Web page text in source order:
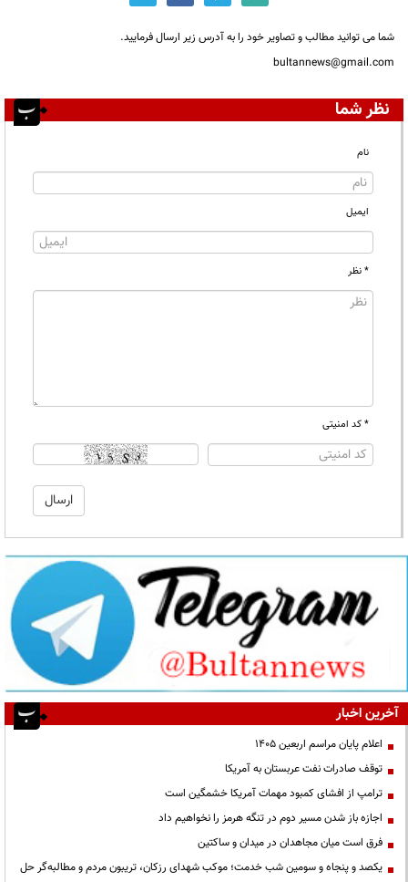
شما می توانید مطالب و تصاویر خود را به آدرس زیر ارسال فرمایید.
bultannews@gmail.com
نظر شما
نام
ایمیل
* نظر
* کد امنیتی
آخرین اخبار
اعلام پایان مراسم اربعین ۱۴۰۵
توقف صادرات نفت عربستان به آمریکا
ترامپ از افشای کمبود مهمات آمریکا خشمگین است
اجازه باز شدن مسیر دوم در تنگه هرمز را نخواهیم داد
فرق است میان مجاهدان در میدان و ساکتین
یکصد و پنجاه و سومین شب خدمت؛ موکب شهدای رزکان، تریبون مردم و مطالبه‌گر حل